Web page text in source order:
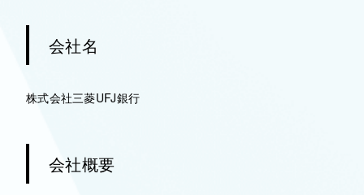
会社名
株式会社三菱UFJ銀行
会社概要